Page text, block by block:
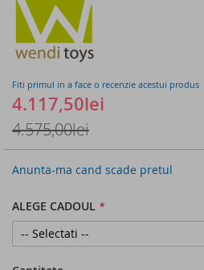
Fiti primul in a face o recenzie acestui produs
4.117,50lei
4.575,00lei
Anunta-ma cand scade pretul
ALEGE CADOUL